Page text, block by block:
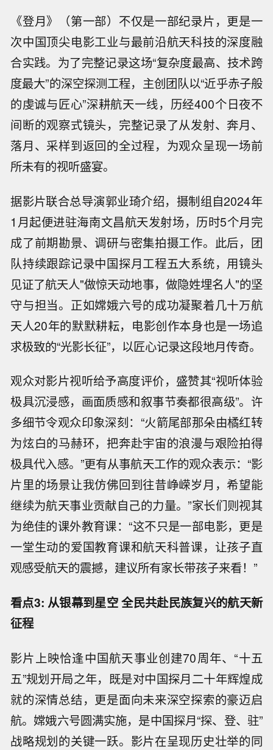
《登月》（第一部）不仅是一部纪录片，更是一
次中国顶尖电影工业与最前沿航天科技的深度融
合实践。为了完整记录这场“复杂度最高、技术跨
度最大”的深空探测工程，主创团队以“近乎赤子般
的虔诚与匠心”深耕航天一线，历经400个日夜不
间断的观察式镜头，完整记录了从发射、奔月、
落月、采样到返回的全过程，为观众呈现一场前
所未有的视听盛宴。
据影片联合总导演郭业琦介绍，摄制组自2024年
1月起便进驻海南文昌航天发射场，历时5个月完
成了前期勘景、调研与密集拍摄工作。此后，团
队持续跟踪记录中国探月工程五大系统，用镜头
见证了航天人"做惊天动地事，做隐姓埋名人"的坚
守与担当。正如嫦娥六号的成功凝聚着几十万航
天人20年的默默耕耘，电影创作本身也是一场追
求极致的“光影长征”，以匠心记录这段地月传奇。
观众对影片视听给予高度评价，盛赞其“视听体验
极具沉浸感，画面质感和叙事节奏都很高级”。许
多细节令观众印象深刻：“火箭尾部那朵由橘红转
为炫白的马赫环，把奔赴宇宙的浪漫与艰险拍得
极具代入感。”更有从事航天工作的观众表示：“影
片里的场景让我仿佛回到往昔峥嵘岁月，希望能
继续为航天事业贡献自己的力量。”家长们则视其
为绝佳的课外教育课：“这不只是一部电影，更是
一堂生动的爱国教育课和航天科普课，让孩子直
观感受航天的震撼，建议所有家长带孩子来看！”
看点3: 从银幕到星空 全民共赴民族复兴的航天新
征程
影片上映恰逢中国航天事业创建70周年、“十五
五”规划开局之年，既是对中国探月二十年辉煌成
就的深情总结，更是面向未来深空探索的豪迈启
航。嫦娥六号圆满实施，是中国探月“探、登、驻”
战略规划的关键一跃。影片在呈现历史壮举的同